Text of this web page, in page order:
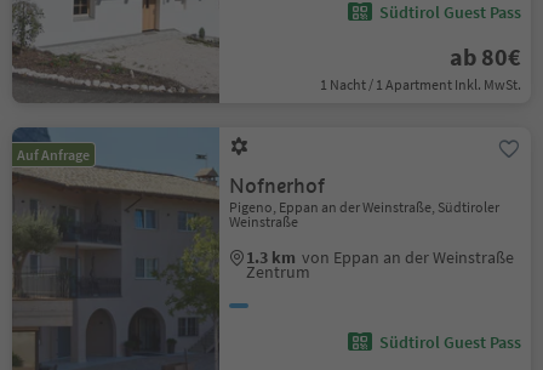
Südtirol Guest Pass
ab 80€
1 Nacht / 1 Apartment Inkl. MwSt.
Auf Anfrage
Nofnerhof
Pigeno, Eppan an der Weinstraße, Südtiroler
Weinstraße
1.3 km von Eppan an der Weinstraße
Zentrum
Südtirol Guest Pass